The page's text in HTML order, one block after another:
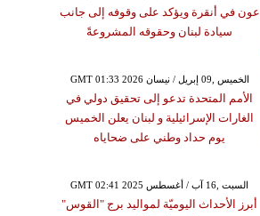
عون في أنقرة ويؤكد على وقوفه إلى جانب
سيادة لبنان وحقوقه المشروعةً
GMT 01:33 2026 الخميس ,09 إبريل / نيسان
الأمم المتحدة تدعو إلى تحقيق دولي في
الغارات الإسرائيلية و لبنان يعلن الخميس
يوم حداد وطني على ضحاياه
GMT 02:41 2025 السبت ,16 آب / أغسطس
أبرز الأحداث اليوميّة لمواليد برج "القوس"